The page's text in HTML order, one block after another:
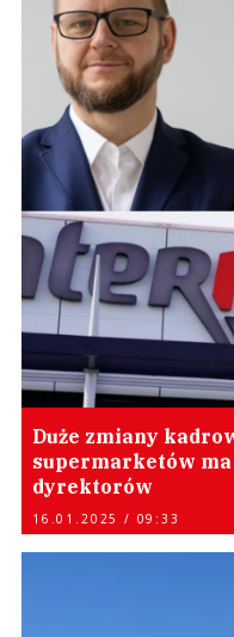
Duże zmiany
supermarketów
dyrektorów
16.01.2025 / 09:33